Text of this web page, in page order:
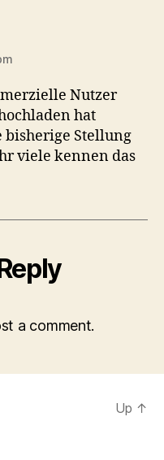
Nutzer
hat
bisherige Stellung
viele kennen das
a comment.
Up ↑